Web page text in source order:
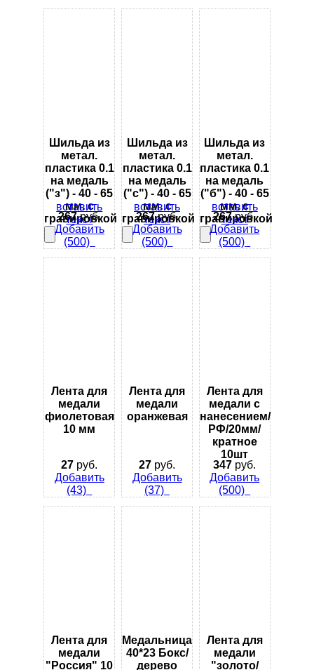
Шильда из
метал.
пластика 0.1
на медаль
("з") - 40 - 65
мм. с
гравировкой
вставить
текст
267руб.
Добавить
(500)
Шильда из
метал.
пластика 0.1
на медаль
("с") - 40 - 65
мм. с
гравировкой
вставить
текст
267руб.
Добавить
(500)
Шильда из
метал.
пластика 0.1
на медаль
("б") - 40 - 65
мм. с
гравировкой
вставить
текст
267руб.
Добавить
(500)
Лента для
медали
фиолетовая
10 мм
27 руб.
Добавить
(43)
Лента для
медали
оранжевая
27 руб.
Добавить
(37)
Лента для
медали с
нанесением/
РФ/20мм/
кратное
10шт
347 руб.
Добавить
(500)
Лента для
медали
"Россия" 10
Медальница
40*23 Бокс/
дерево
Лента для
медали
"золото/